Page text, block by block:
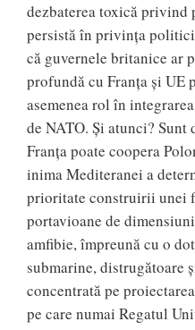
dezbaterea toxică privind
persistă în privința
că guvernele britanice ar
profundă cu Franța și UE
asemenea rol în
de NATO. Și atunci? Sunt
Franța poate coopera
inima Mediteranei a
prioritate construirii unei
portavioane de
amfibie, împreună cu o
submarine, distrugătoare
concentrată pe
pe care numai Regatul